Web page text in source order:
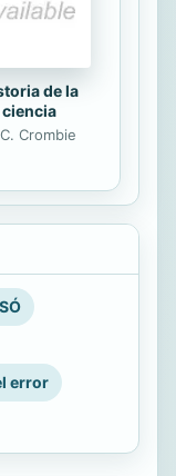
de la
ciencia
Crombie
error